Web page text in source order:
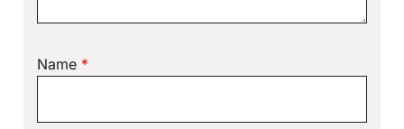
Name *